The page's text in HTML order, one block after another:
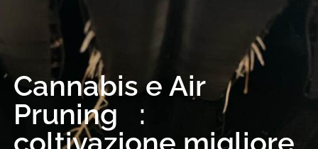
Cannabis e Air
Pruning :